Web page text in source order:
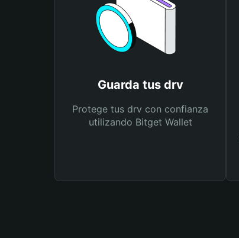
Guarda tus drv
Protege tus drv con confianza
utilizando Bitget Wallet